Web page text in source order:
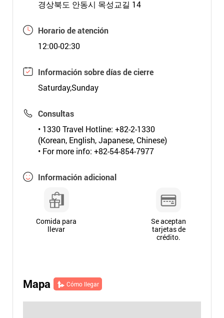
경상북도 안동시 목성교길 14
Horario de atención
12:00-02:30
Información sobre días de cierre
Saturday,Sunday
Consultas
• 1330 Travel Hotline: +82-2-1330
(Korean, English, Japanese, Chinese)
• For more info: +82-54-854-7977
Información adicional
Comida para
llevar
Se aceptan
tarjetas de
crédito.
Mapa Cómo llegar